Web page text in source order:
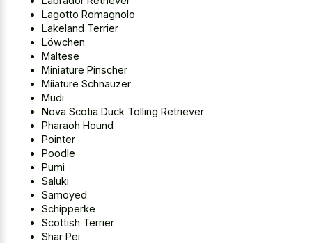
Lagotto Romagnolo
Lakeland Terrier
Löwchen
Maltese
Miniature Pinscher
Miiature Schnauzer
Mudi
Nova Scotia Duck Tolling Retriever
Pharaoh Hound
Pointer
Poodle
Pumi
Saluki
Samoyed
Schipperke
Scottish Terrier
Shar Pei